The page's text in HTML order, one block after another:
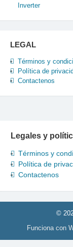
Inverter
LEGAL
Términos y
Política de
Contactenos
Legales y
Términos y
Política de
Contactenos
©
Funciona con